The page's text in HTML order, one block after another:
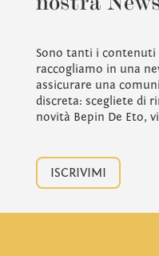
Sono tanti i contenuti
raccogliamo in una
assicurare una
discreta: scegliete di
novità Bepin De Eto,
ISCRIVIMI